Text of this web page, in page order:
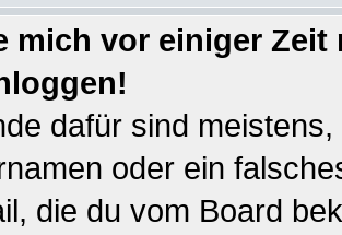
mich vor einiger
dafür sind
oder ein
die du vom Board